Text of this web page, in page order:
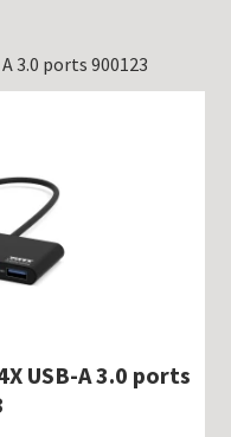
3.0 ports 900123
USB-A 3.0 ports